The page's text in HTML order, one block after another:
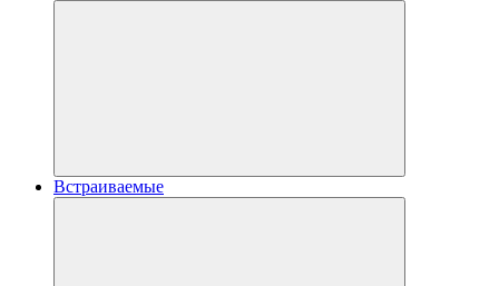
Встраиваемые